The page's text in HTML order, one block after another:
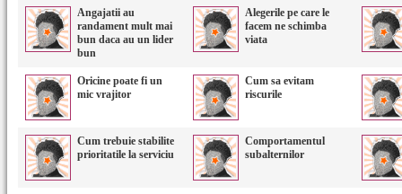
Angajatii au
randament mult mai
bun daca au un lider
bun
Alegerile pe care le
facem ne schimba
viata
Oricine poate fi un
mic vrajitor
Cum sa evitam
riscurile
Cum trebuie stabilite
prioritatile la serviciu
Comportamentul
subalternilor